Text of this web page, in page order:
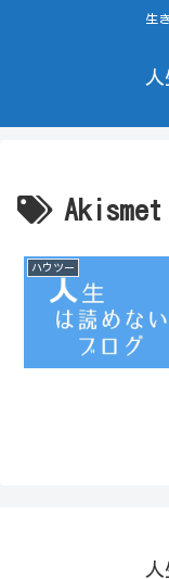
生
Akismet
ハウツー